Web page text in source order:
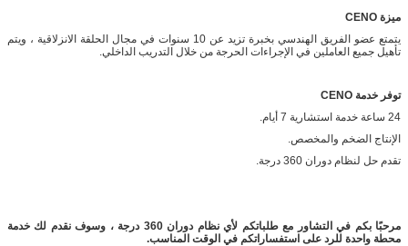
ميزة CENO
يتمتع عضو الفريق الهندسي بخبرة تزيد عن 10 سنوات في مجال الحلقة الانزلاقية ، ويتم
تأهيل جميع العاملين في الإجراءات الحرجة من خلال التدريب الداخلي.
توفر خدمة CENO
24 ساعة خدمة استشارية 7 أيام.
الإنتاج الضخم والمخصص.
تقدم حل لنظام دوران 360 درجة.
مرحبًا بكم في التشاور مع طلباتكم لأي نظام دوران 360 درجة ، وسوف نقدم لك خدمة
محطة واحدة للرد على استفساراتكم في الوقت المناسب.